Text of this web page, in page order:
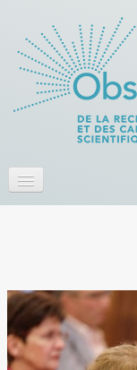
Actualités
Publications
Ressources